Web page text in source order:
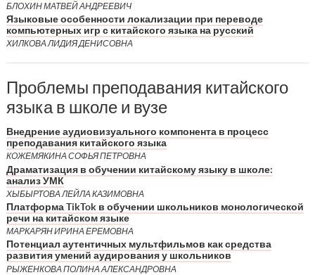
БЛОХИН МАТВЕЙ АНДРЕЕВИЧ
Языковые особенности локализации при переводе
компьютерных игр с китайского языка на русский
ХИЛКОВА ЛИДИЯ ДЕНИСОВНА
Проблемы преподавания китайского
языка в школе и вузе
Внедрение аудиовизуального компонента в процесс
преподавания китайского языка
КОЖЕМЯКИНА СОФЬЯ ПЕТРОВНА
Драматизация в обучении китайскому языку в школе:
анализ УМК
ХЫБЫРТОВА ЛЕЙЛА КАЗИМОВНА
Платформа TikTok в обучении школьников монологической
речи на китайском языке
МАРКАРЯН ИРИНА ЕРЕМОВНА
Потенциал аутентичных мультфильмов как средства
развития умений аудирования у школьников
РЫЖЕНКОВА ПОЛИНА АЛЕКСАНДРОВНА